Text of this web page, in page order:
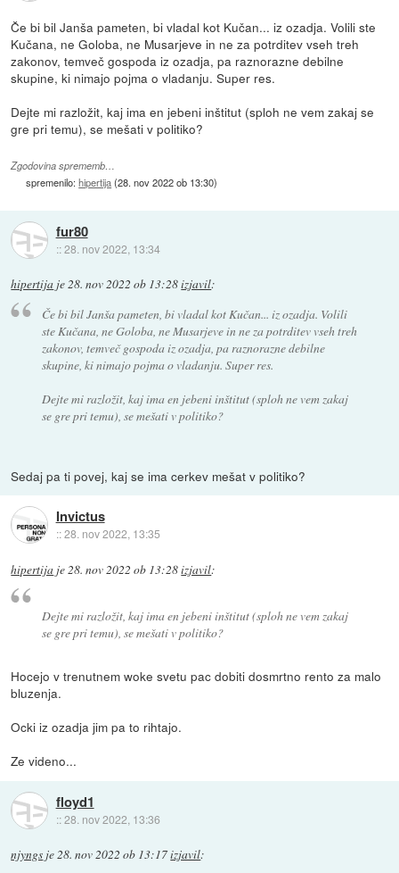
Če bi bil Janša pameten, bi vladal kot Kučan... iz ozadja. Volili ste
Kučana, ne Goloba, ne Musarjeve in ne za potrditev vseh treh
zakonov, temveč gospoda iz ozadja, pa raznorazne debilne
skupine, ki nimajo pojma o vladanju. Super res.
Dejte mi razložit, kaj ima en jebeni inštitut (sploh ne vem zakaj se
gre pri temu), se mešati v politiko?
Zgodovina sprememb…
spremenilo:hipertija(28. nov 2022 ob 13:30)
fur80
::28. nov 2022, 13:34
hipertija je28. nov 2022 ob 13:28izjavil:
Če bi bil Janša pameten, bi vladal kot Kučan... iz ozadja. Volili
ste Kučana, ne Goloba, ne Musarjeve in ne za potrditev vseh treh
zakonov, temveč gospoda iz ozadja, pa raznorazne debilne
skupine, ki nimajo pojma o vladanju. Super res.
Dejte mi razložit, kaj ima en jebeni inštitut (sploh ne vem zakaj
se gre pri temu), se mešati v politiko?
Sedaj pa ti povej, kaj se ima cerkev mešat v politiko?
Invictus
::28. nov 2022, 13:35
hipertija je28. nov 2022 ob 13:28izjavil:
Dejte mi razložit, kaj ima en jebeni inštitut (sploh ne vem zakaj
se gre pri temu), se mešati v politiko?
Hocejo v trenutnem woke svetu pac dobiti dosmrtno rento za malo
bluzenja.
Ocki iz ozadja jim pa to rihtajo.
Ze videno...
floyd1
::28. nov 2022, 13:36
njyngs je28. nov 2022 ob 13:17izjavil: